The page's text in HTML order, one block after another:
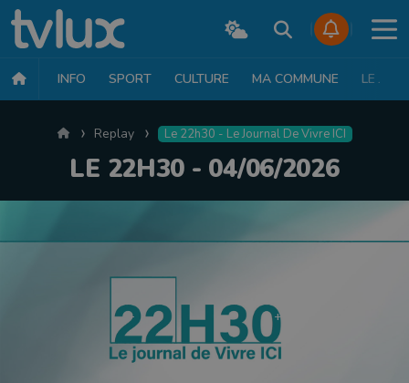
INFO SPORT CULTURE MA COMMUNE LE JT
AccueilReplay Le 22h30 - Le Journal De Vivre ICI
LE 22H30 - 04/06/2026